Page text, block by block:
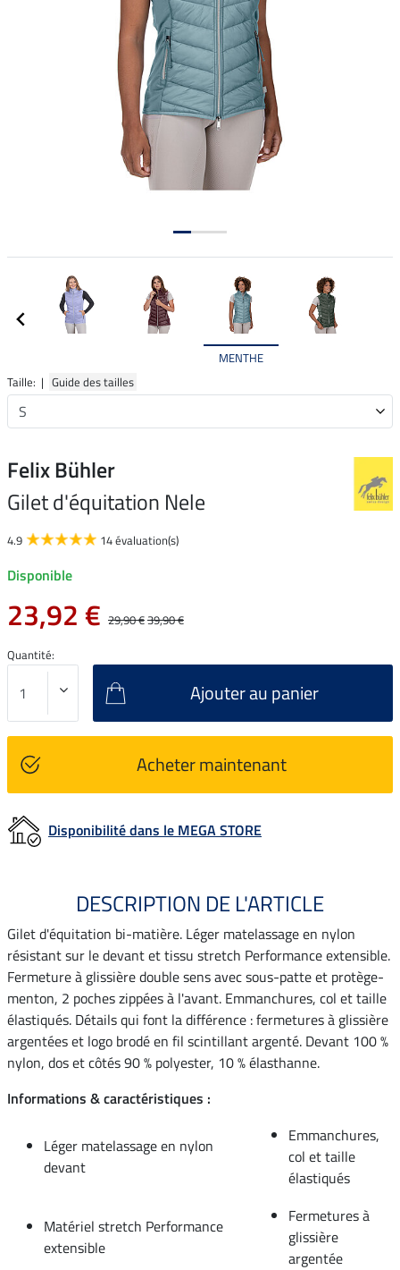
MENTHE
Taille: | Guide des tailles
Felix Bühler
Gilet d'équitation Nele
4.9 14 évaluation(s)
Disponible
23,92 € 29,90 €39,90 €
Quantité:
Ajouter au panier
Acheter maintenant
Disponibilité dans le MEGA STORE
DESCRIPTION DE L'ARTICLE
Gilet d'équitation bi-matière. Léger matelassage en nylon
résistant sur le devant et tissu stretch Performance extensible.
Fermeture à glissière double sens avec sous-patte et protège-
menton, 2 poches zippées à l'avant. Emmanchures, col et taille
élastiqués. Détails qui font la différence : fermetures à glissière
argentées et logo brodé en fil scintillant argenté. Devant 100 %
nylon, dos et côtés 90 % polyester, 10 % élasthanne.
Informations & caractéristiques :
Léger matelassage en nylon
devant
Emmanchures,
col et taille
élastiqués
Matériel stretch Performance
extensible
Fermetures à
glissière
argentée